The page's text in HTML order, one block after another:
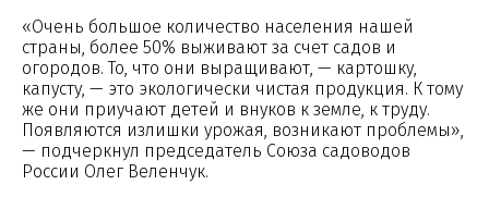
«Очень большое количество населения нашей
страны, более 50% выживают за счет садов и
огородов. То, что они выращивают, — картошку,
капусту, — это экологически чистая продукция. К тому
же они приучают детей и внуков к земле, к труду.
Появляются излишки урожая, возникают проблемы»,
— подчеркнул председатель Союза садоводов
России Олег Веленчук.